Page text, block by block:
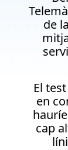
de
El
en
cap